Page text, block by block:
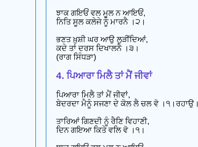
ਝਾਕ ਗਇਓਂ ਵਲ ਮੂਲ ਨ ਆਇਓਂ,
ਨਿਤਿ ਸੂਲ ਕਲੇਜੇ ਨੂੰ ਮਾਰਨੈ ।੨।
ਭਣਤ ਖ਼ੁਸ਼ੀ ਘਰ ਆਉ ਲੁੜੀਂਦਿਆਂ,
ਕਦੇ ਤਾਂ ਦਰਸ ਦਿਖਾਲਨੈ ।੩।
(ਰਾਗ ਸਿੰਧੜਾ)
4. ਪਿਆਰਾ ਮਿਲੈ ਤਾਂ ਮੈਂ ਜੀਵਾਂ
ਪਿਆਰਾ ਮਿਲੈ ਤਾਂ ਮੈਂ ਜੀਵਾਂ,
ਬੇਦਰਦਾ ਮੈਨੂੰ ਸਜਣਾ ਦੇ ਕੋਲ ਲੈ ਚਲ ਵੋ ।੧।ਰਹਾਉ।
ਤਾਰਿਆਂ ਗਿਣਦੀ ਨੂੰ ਰੈਣਿ ਵਿਹਾਣੀ,
ਦਿਨ ਗਇਆ ਕਿਤੇ ਵਲਿ ਵੋ ।੧।